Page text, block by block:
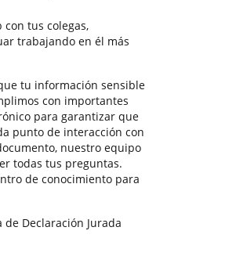
tus colegas,
trabajando en él más
tu información sensible
con importantes
para garantizar que
punto de interacción con
nuestro equipo
todas tus preguntas.
de conocimiento para
Declaración Jurada